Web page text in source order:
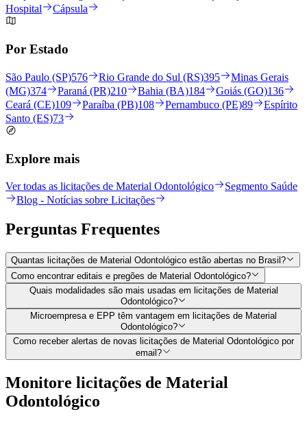
Hospital
Cápsula
Por Estado
São Paulo (SP)576 Rio Grande do Sul (RS)395
Minas Gerais
(MG)374 Paraná (PR)210 Bahia (BA)184 Goiás (GO)136
Ceará (CE)109 Paraíba (PB)108 Pernambuco (PE)89
Espírito
Santo (ES)73
Explore mais
Ver todas as licitações de Material Odontológico
Segmento Saúde
Blog - Notícias sobre Licitações
Perguntas Frequentes
Quantas licitações de Material Odontológico estão abertas no Brasil?
Como encontrar editais e pregões de Material Odontológico?
Quais modalidades são mais usadas em licitações de Material
Odontológico?
Microempresa e EPP têm vantagem em licitações de Material
Odontológico?
Como receber alertas de novas licitações de Material Odontológico por
email?
Monitore licitações de Material
Odontológico